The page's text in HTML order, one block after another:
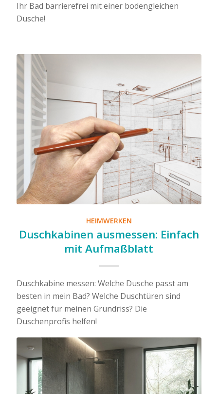
Ihr Bad barrierefrei mit einer bodengleichen
Dusche!
HEIMWERKEN
Duschkabinen ausmessen: Einfach
mit Aufmaßblatt
Duschkabine messen: Welche Dusche passt am
besten in mein Bad? Welche Duschtüren sind
geeignet für meinen Grundriss? Die
Duschenprofis helfen!